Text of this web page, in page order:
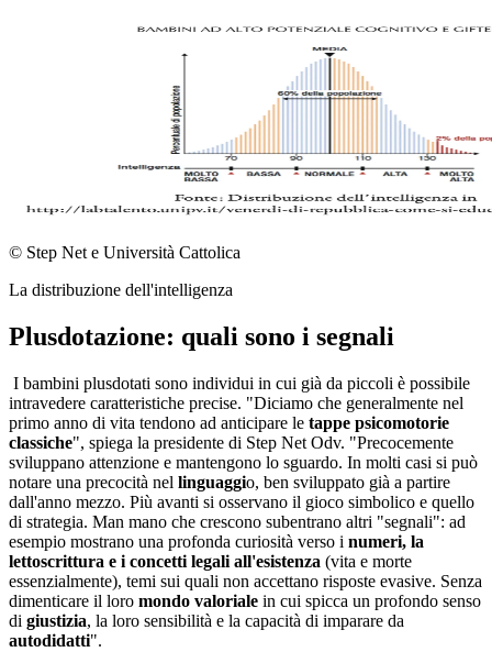
© Step Net e Università Cattolica
La distribuzione dell'intelligenza
Plusdotazione: quali sono i segnali
I bambini plusdotati sono individui in cui già da piccoli è possibile
intravedere caratteristiche precise. "Diciamo che generalmente nel
primo anno di vita tendono ad anticipare le tappe psicomotorie
classiche", spiega la presidente di Step Net Odv. "Precocemente
sviluppano attenzione e mantengono lo sguardo. In molti casi si può
notare una precocità nel linguaggio, ben sviluppato già a partire
dall'anno mezzo. Più avanti si osservano il gioco simbolico e quello
di strategia. Man mano che crescono subentrano altri "segnali": ad
esempio mostrano una profonda curiosità verso i numeri, la
lettoscrittura e i concetti legali all'esistenza (vita e morte
essenzialmente), temi sui quali non accettano risposte evasive. Senza
dimenticare il loro mondo valoriale in cui spicca un profondo senso
di giustizia, la loro sensibilità e la capacità di imparare da
autodidatti".